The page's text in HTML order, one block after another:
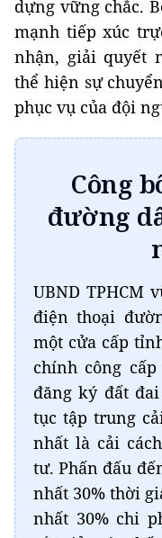
dựng vững chắc.
mạnh tiếp xúc
nhận, giải quyết
thể hiện sự
phục vụ của đội
Công
đường
UBND TPHCM
điện thoại
một cửa cấp
chính công
đăng ký đất
tục tập trung
nhất là cải
tư. Phấn đấu
nhất 30% thời
nhất 30% chi